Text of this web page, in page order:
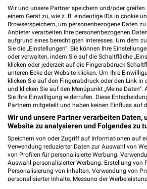
dm Schramberg
Heiligenbronner Straße 6
78713 Schramberg
Heute 08:00 - 20:00 Uhr |
593,50 km
dm Löffingen
Studerstraße 18
79843 Löffingen
Heute 08:00 - 20:00 Uhr |
627,66 km
Wir und unsere Partner speichern und/oder
einem Gerät zu, wie z. B. eindeutige IDs in cookie
Browserspeichern, um personenbezogene Daten
Anbieter verarbeiten Ihre personenbezogenen
aufgrund eines berechtigten Interesses. Um dem
Sie die „Einstellungen“. Sie können Ihre
oder verwalten, indem Sie auf die Schaltfläche
klicken oder jederzeit auf die Fingerabdruck-
unteren Ecke der Website klicken. Um Ihre
klicken Sie auf den Fingerabdruck oder den Link in
und klicken Sie auf den Menüpunkt „Meine Daten“.
Sie Ihre Einwilligung widerrufen. Diese
Partnern mitgeteilt und haben keinen Einfluss auf
Wir und unsere Partner verarbeiten Daten,
Website zu analysieren und Folgendes zu
Speichern von oder Zugriff auf Informationen auf
Verwendung reduzierter Daten zur Auswahl von
von Profilen für personalisierte Werbung.
Auswahl personalisierter Werbung. Erstellung von
Personalisierung von Inhalten. Verwendung von
personalisierter Inhalte. Messung der